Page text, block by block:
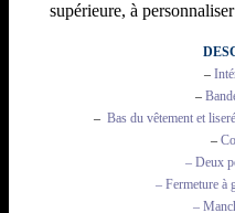
supérieure, à
–
–
– Bas du vêtement et
–
– Deux
– Fermeture à
–